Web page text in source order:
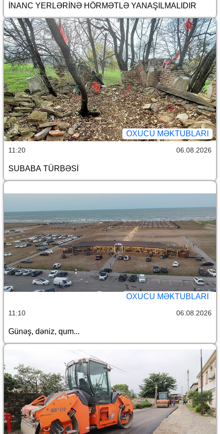
İNANC YERLƏRİNƏ HÖRMƏTLƏ YANAŞILMALIDIR
OXUCU MƏKTUBLARI
11:20 06.08.2026
SUBABA TÜRBƏSİ
OXUCU MƏKTUBLARI
11:10 06.08.2026
Günəş, dəniz, qum...